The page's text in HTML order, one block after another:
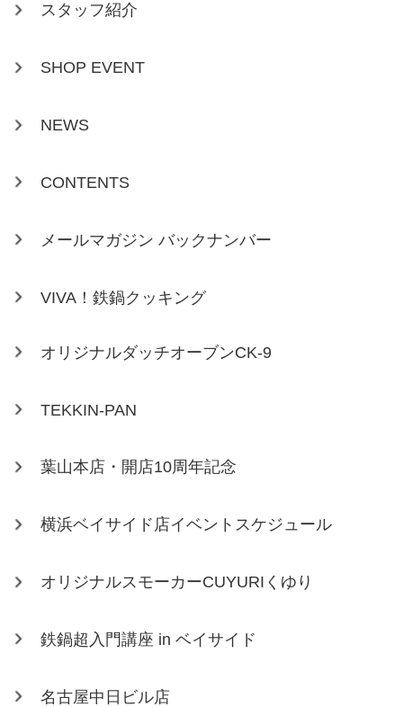
スタッフ紹介
SHOP EVENT
NEWS
CONTENTS
メールマガジン バックナンバー
VIVA！鉄鍋クッキング
オリジナルダッチオーブンCK-9
TEKKIN-PAN
葉山本店・開店10周年記念
横浜ベイサイド店イベントスケジュール
オリジナルスモーカーCUYURIくゆり
鉄鍋超入門講座 in ベイサイド
名古屋中日ビル店